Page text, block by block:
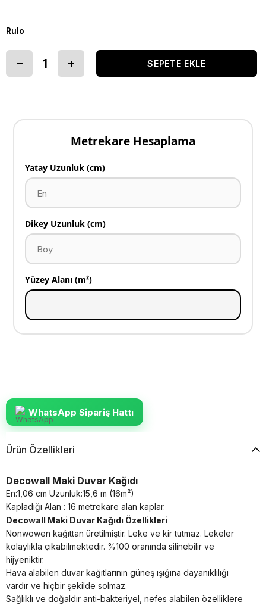
Rulo
Metrekare Hesaplama
Yatay Uzunluk (cm)
Dikey Uzunluk (cm)
Yüzey Alanı (m²)
WhatsApp Sipariş Hattı
Ürün Özellikleri
Decowall Maki Duvar Kağıdı
En:1,06 cm Uzunluk:15,6 m (16m²)
Kapladığı Alan : 16 metrekare alan kaplar.
Decowall Maki Duvar Kağıdı Özellikleri
Nonwowen kağıttan üretilmiştir. Leke ve kir tutmaz. Lekeler
kolaylıkla çıkabilmektedir. %100 oranında silinebilir ve
hijyeniktir.
Hava alabilen duvar kağıtlarının güneş ışığına dayanıklılığı
vardır ve hiçbir şekilde solmaz.
Sağlıklı ve doğaldır anti-bakteriyel, nefes alabilen özelliklere